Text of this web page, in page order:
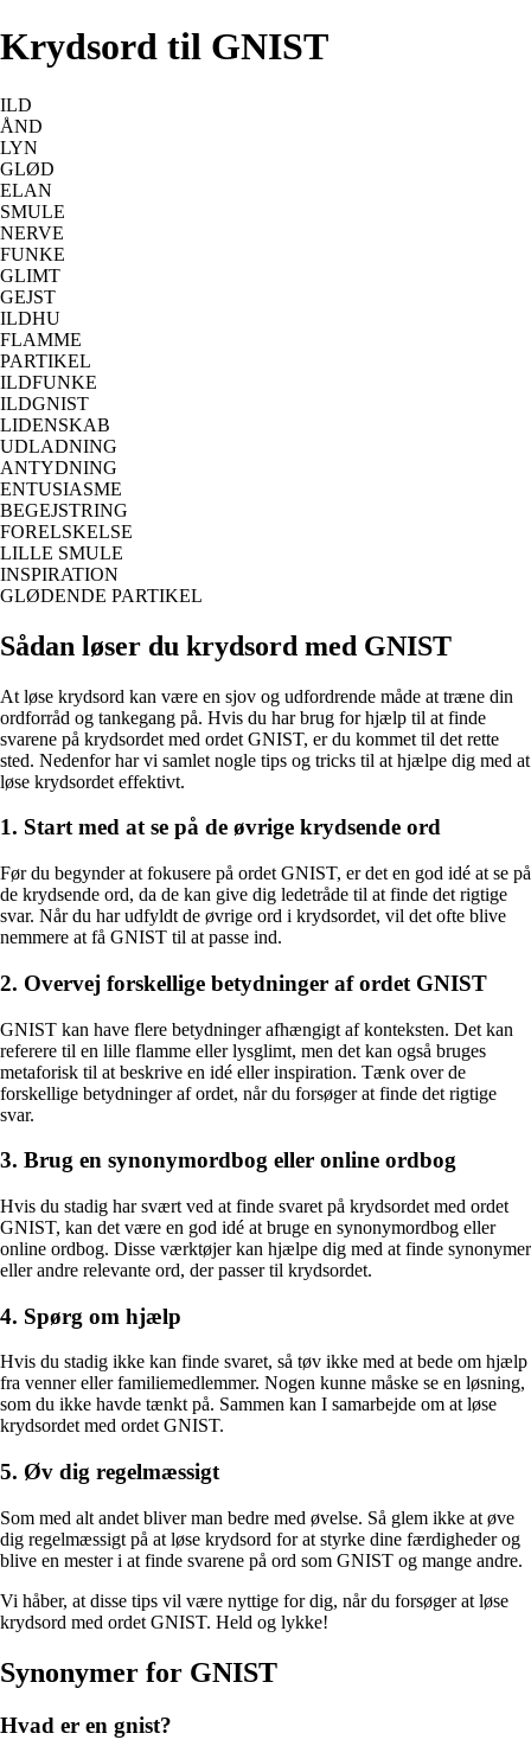
Krydsord til GNIST
ILD
ÅND
LYN
GLØD
ELAN
SMULE
NERVE
FUNKE
GLIMT
GEJST
ILDHU
FLAMME
PARTIKEL
ILDFUNKE
ILDGNIST
LIDENSKAB
UDLADNING
ANTYDNING
ENTUSIASME
BEGEJSTRING
FORELSKELSE
LILLE SMULE
INSPIRATION
GLØDENDE PARTIKEL
Sådan løser du krydsord med GNIST
At løse krydsord kan være en sjov og udfordrende måde at træne din
ordforråd og tankegang på. Hvis du har brug for hjælp til at finde
svarene på krydsordet med ordet GNIST, er du kommet til det rette
sted. Nedenfor har vi samlet nogle tips og tricks til at hjælpe dig med at
løse krydsordet effektivt.
1. Start med at se på de øvrige krydsende ord
Før du begynder at fokusere på ordet GNIST, er det en god idé at se på
de krydsende ord, da de kan give dig ledetråde til at finde det rigtige
svar. Når du har udfyldt de øvrige ord i krydsordet, vil det ofte blive
nemmere at få GNIST til at passe ind.
2. Overvej forskellige betydninger af ordet GNIST
GNIST kan have flere betydninger afhængigt af konteksten. Det kan
referere til en lille flamme eller lysglimt, men det kan også bruges
metaforisk til at beskrive en idé eller inspiration. Tænk over de
forskellige betydninger af ordet, når du forsøger at finde det rigtige
svar.
3. Brug en synonymordbog eller online ordbog
Hvis du stadig har svært ved at finde svaret på krydsordet med ordet
GNIST, kan det være en god idé at bruge en synonymordbog eller
online ordbog. Disse værktøjer kan hjælpe dig med at finde synonymer
eller andre relevante ord, der passer til krydsordet.
4. Spørg om hjælp
Hvis du stadig ikke kan finde svaret, så tøv ikke med at bede om hjælp
fra venner eller familiemedlemmer. Nogen kunne måske se en løsning,
som du ikke havde tænkt på. Sammen kan I samarbejde om at løse
krydsordet med ordet GNIST.
5. Øv dig regelmæssigt
Som med alt andet bliver man bedre med øvelse. Så glem ikke at øve
dig regelmæssigt på at løse krydsord for at styrke dine færdigheder og
blive en mester i at finde svarene på ord som GNIST og mange andre.
Vi håber, at disse tips vil være nyttige for dig, når du forsøger at løse
krydsord med ordet GNIST. Held og lykke!
Synonymer for GNIST
Hvad er en gnist?